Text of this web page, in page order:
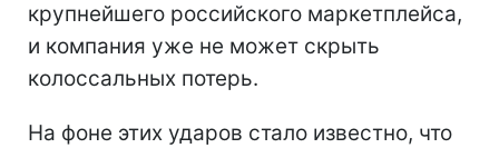
крупнейшего российского маркетплейса,
и компания уже не может скрыть
колоссальных потерь.
На фоне этих ударов стало известно, что